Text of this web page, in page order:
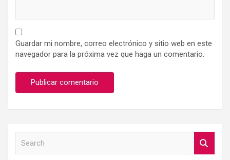
Guardar mi nombre, correo electrónico y sitio web en este
navegador para la próxima vez que haga un comentario.